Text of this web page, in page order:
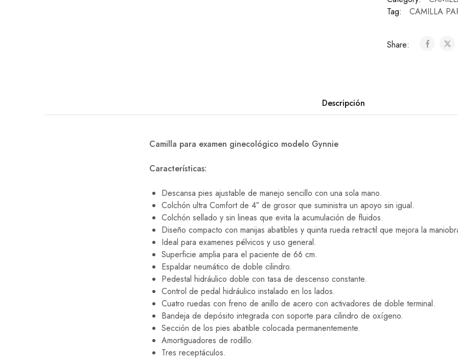
Tag:
CAMILLA
Share:
Descripción
Camilla para examen ginecológico modelo Gynnie
Características:
Descansa pies ajustable de manejo sencillo con una sola mano.
Colchón ultra Comfort de 4″ de grosor que suministra un apoyo sin igual.
Colchón sellado y sin lineas que evita la acumulación de fluidos.
Diseño compacto con manijas abatibles y quinta rueda retractil que mejora la
Ideal para examenes pélvicos y uso general.
Superficie amplia para el paciente de 66 cm.
Espaldar neumático de doble cilindro.
Pedestal hidráulico doble con tasa de descenso constante.
Control de pedal hidráulico instalado en los lados.
Cuatro ruedas con freno de anillo de acero con activadores de doble terminal.
Bandeja de depósito integrada con soporte para cilindro de oxígeno.
Sección de los pies abatible colocada permanentemente.
Amortiguadores de rodillo.
Tres receptáculos.